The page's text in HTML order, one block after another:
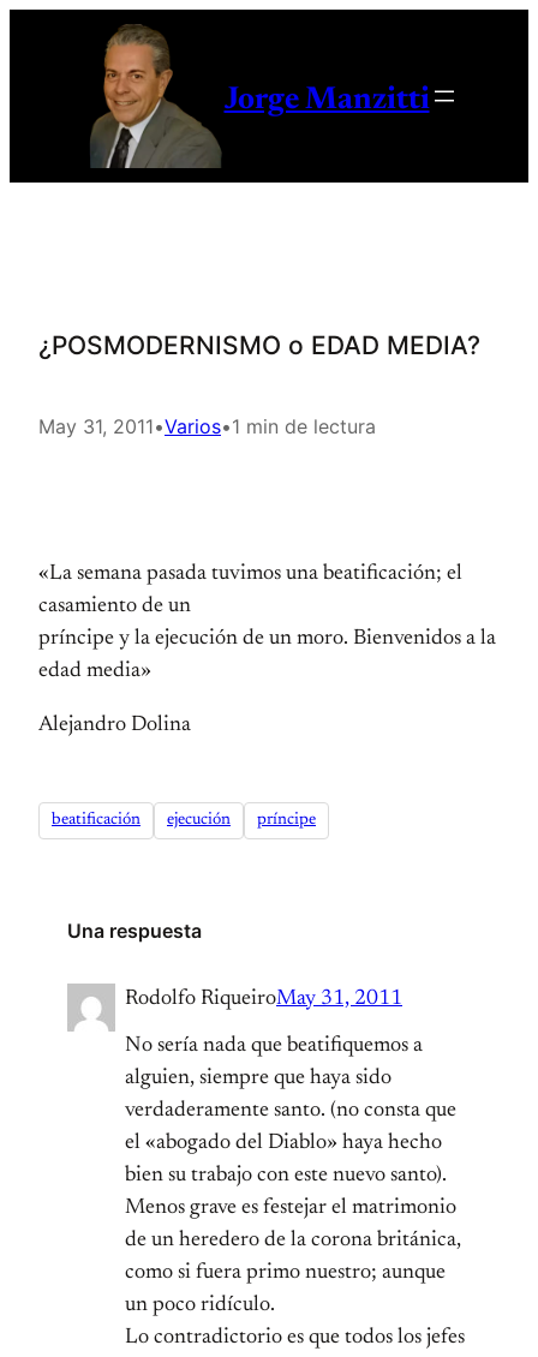
Jorge Manzitti
¿POSMODERNISMO o EDAD MEDIA?
May 31, 2011•Varios•1 min de lectura
«La semana pasada tuvimos una beatificación; el
casamiento de un
príncipe y la ejecución de un moro. Bienvenidos a la
edad media»
Alejandro Dolina
beatificación ejecución príncipe
Una respuesta
Rodolfo RiqueiroMay 31, 2011
No sería nada que beatifiquemos a
alguien, siempre que haya sido
verdaderamente santo. (no consta que
el «abogado del Diablo» haya hecho
bien su trabajo con este nuevo santo).
Menos grave es festejar el matrimonio
de un heredero de la corona británica,
como si fuera primo nuestro; aunque
un poco ridículo.
Lo contradictorio es que todos los jefes